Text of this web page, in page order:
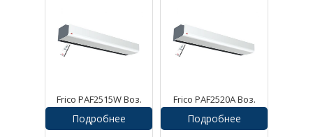
Frico PAF2515W Воз.
завеса Pamir
Подробнее
Frico PAF2520A Воз.
завеса Pamir
Подробнее